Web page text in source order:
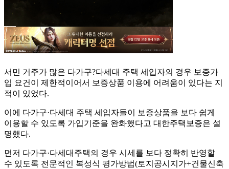
서민 거주가 많은 다가구?다세대 주택 세입자의 경우 보증가
입 요건이 제한적이어서 보증상품 이용에 어려움이 있다는 지
적이 있었다.
이에 다가구·다세대 주택 세입자들이 보증상품을 보다 쉽게
이용할 수 있도록 가입기준을 완화했다고 대한주택보증은 설
명했다.
먼저 다가구·다세대주택의 경우 시세를 보다 정확히 반영할
수 있도록 전문적인 복성식 평가방법(토지공시지가+건물신축